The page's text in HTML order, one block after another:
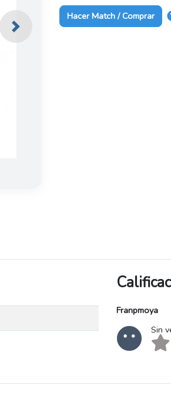
Next
Hacer Match / Comprar
Franpmoya
Sin